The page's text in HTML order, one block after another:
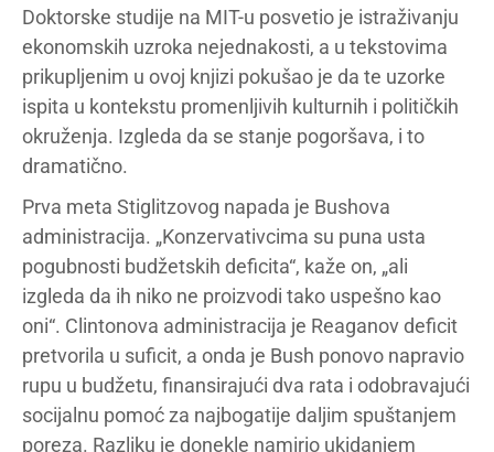
Doktorske studije na MIT-u posvetio je istraživanju
ekonomskih uzroka nejednakosti, a u tekstovima
prikupljenim u ovoj knjizi pokušao je da te uzorke
ispita u kontekstu promenljivih kulturnih i političkih
okruženja. Izgleda da se stanje pogoršava, i to
dramatično.
Prva meta Stiglitzovog napada je Bushova
administracija. „Konzervativcima su puna usta
pogubnosti budžetskih deficita“, kaže on, „ali
izgleda da ih niko ne proizvodi tako uspešno kao
oni“. Clintonova administracija je Reaganov deficit
pretvorila u suficit, a onda je Bush ponovo napravio
rupu u budžetu, finansirajući dva rata i odobravajući
socijalnu pomoć za najbogatije daljim spuštanjem
poreza. Razliku je donekle namirio ukidanjem